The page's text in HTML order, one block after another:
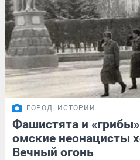
ГОРОД ИСТОРИИ
Фашистята и
омские неонацисты
Вечный огонь